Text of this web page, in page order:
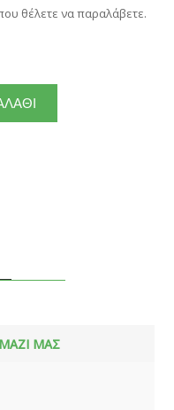
θέλετε να παραλάβετε.
ΜΑΣ